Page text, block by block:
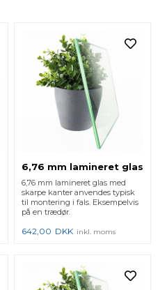
6,76 mm lamineret glas
6,76 mm lamineret glas med
skarpe kanter anvendes typisk
til montering i fals. Eksempelvis
på en trædør.
642,00 DKK inkl. moms